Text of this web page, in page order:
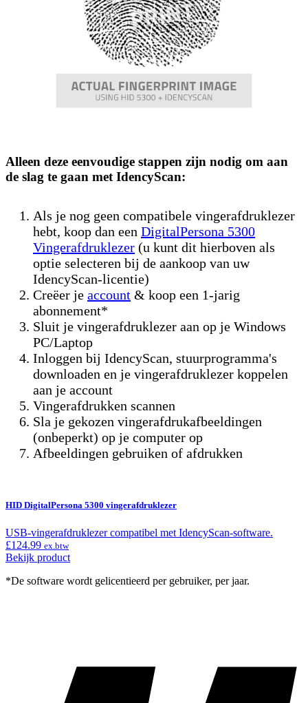
Alleen deze eenvoudige stappen zijn nodig om aan
de slag te gaan met IdencyScan:
Als je nog geen compatibele vingerafdruklezer
hebt, koop dan een DigitalPersona 5300
Vingerafdruklezer (u kunt dit hierboven als
optie selecteren bij de aankoop van uw
IdencyScan-licentie)
Creëer je account & koop een 1-jarig
abonnement*
Sluit je vingerafdruklezer aan op je Windows
PC/Laptop
Inloggen bij IdencyScan, stuurprogramma's
downloaden en je vingerafdruklezer koppelen
aan je account
Vingerafdrukken scannen
Sla je gekozen vingerafdrukafbeeldingen
(onbeperkt) op je computer op
Afbeeldingen gebruiken of afdrukken
HID DigitalPersona 5300 vingerafdruklezer
USB-vingerafdruklezer compatibel met IdencyScan-software.
£124.99 ex.btw
Bekijk product
*De software wordt gelicentieerd per gebruiker, per jaar.